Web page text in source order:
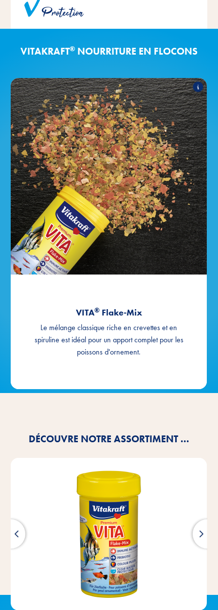
Protection
VITAKRAFT® NOURRITURE EN FLOCONS
VITA®Flake-Mix
Le mélange classique riche en crevettes et en
spiruline est idéal pour un apport complet pour les
poissons d'ornement.
VITA
®
Flake-Mix
Les produits suivants font partie de
l'assortiment :
VITA
®
Flake-Mix
DÉCOUVRE NOTRE ASSORTIMENT ...